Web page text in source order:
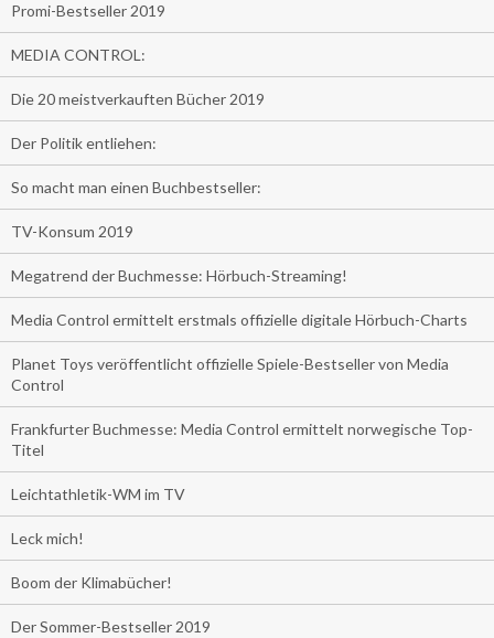
Promi-Bestseller 2019
MEDIA CONTROL:
Die 20 meistverkauften Bücher 2019
Der Politik entliehen:
So macht man einen Buchbestseller:
TV-Konsum 2019
Megatrend der Buchmesse: Hörbuch-Streaming!
Media Control ermittelt erstmals offizielle digitale Hörbuch-Charts
Planet Toys veröffentlicht offizielle Spiele-Bestseller von Media
Control
Frankfurter Buchmesse: Media Control ermittelt norwegische Top-
Titel
Leichtathletik-WM im TV
Leck mich!
Boom der Klimabücher!
Der Sommer-Bestseller 2019